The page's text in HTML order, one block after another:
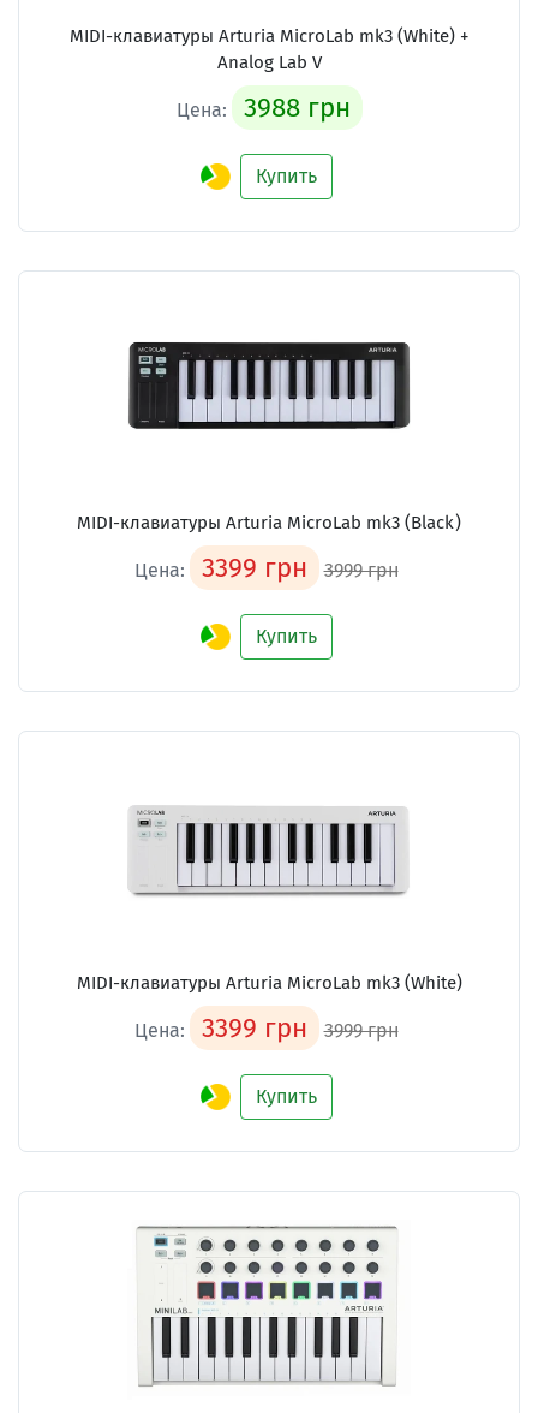
MIDI-клавиатуры Arturia MicroLab mk3 (White) +
Analog Lab V
Цена: 3988 грн
Купить
MIDI-клавиатуры Arturia MicroLab mk3 (Black)
Цена: 3399 грн 3999 грн
Купить
MIDI-клавиатуры Arturia MicroLab mk3 (White)
Цена: 3399 грн 3999 грн
Купить